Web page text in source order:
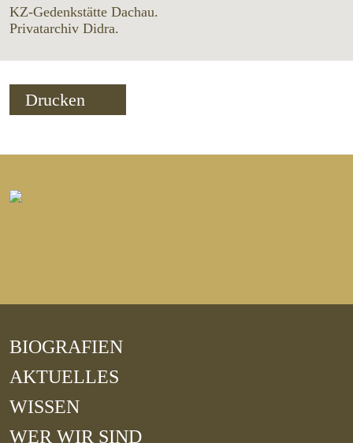
KZ-Gedenkstätte Dachau.
Privatarchiv Didra.
Drucken
BIOGRAFIEN
AKTUELLES
WISSEN
WER WIR SIND